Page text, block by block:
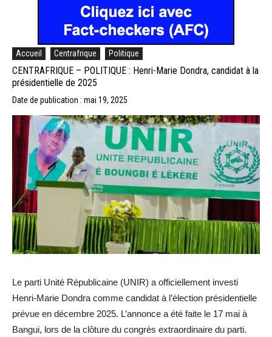
Accueil Centrafrique Politique
CENTRAFRIQUE – POLITIQUE : Henri-Marie Dondra, candidat à la
présidentielle de 2025
Date de publication : mai 19, 2025
Le parti Unité Républicaine (UNIR) a officiellement investi
Henri-Marie Dondra comme candidat à l’élection présidentielle
prévue en décembre 2025. L’annonce a été faite le 17 mai à
Bangui, lors de la clôture du congrès extraordinaire du parti.